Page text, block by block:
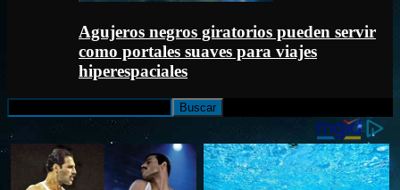
Agujeros negros giratorios pueden servir
como portales suaves para viajes
hiperespaciales